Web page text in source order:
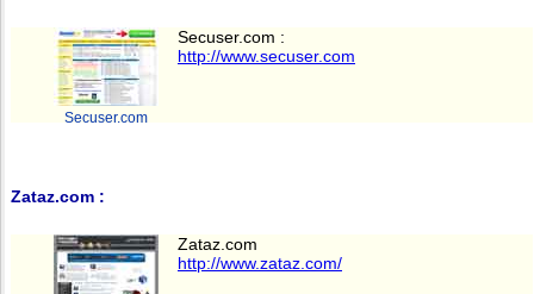
Secuser.com
Secuser.com :
http://www.secuser.com
Zataz.com :
Zataz.com
http://www.zataz.com/